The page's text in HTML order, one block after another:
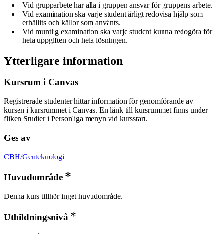
Vid grupparbete har alla i gruppen ansvar för gruppens arbete.
Vid examination ska varje student ärligt redovisa hjälp som
erhållits och källor som använts.
Vid muntlig examination ska varje student kunna redogöra för
hela uppgiften och hela lösningen.
Ytterligare information
Kursrum i Canvas
Registrerade studenter hittar information för genomförande av
kursen i kursrummet i Canvas. En länk till kursrummet finns under
fliken Studier i Personliga menyn vid kursstart.
Ges av
CBH/Genteknologi
Huvudområde
Denna kurs tillhör inget huvudområde.
Utbildningsnivå